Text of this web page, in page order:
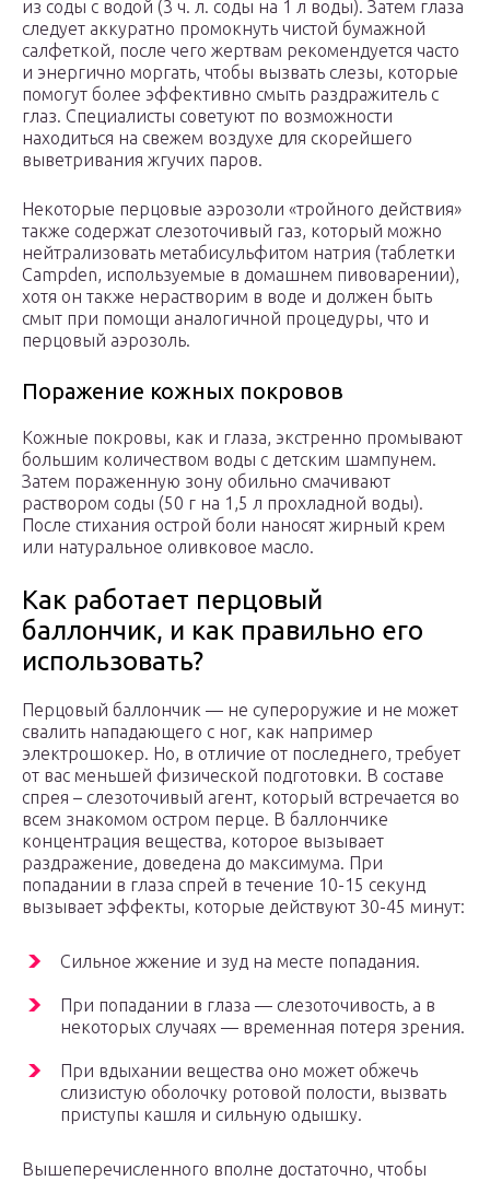
из соды с водой (3 ч. л. соды на 1 л воды). Затем глаза
следует аккуратно промокнуть чистой бумажной
салфеткой, после чего жертвам рекомендуется часто
и энергично моргать, чтобы вызвать слезы, которые
помогут более эффективно смыть раздражитель с
глаз. Специалисты советуют по возможности
находиться на свежем воздухе для скорейшего
выветривания жгучих паров.
Некоторые перцовые аэрозоли «тройного действия»
также содержат слезоточивый газ, который можно
нейтрализовать метабисульфитом натрия (таблетки
Campden, используемые в домашнем пивоварении),
хотя он также нерастворим в воде и должен быть
смыт при помощи аналогичной процедуры, что и
перцовый аэрозоль.
Поражение кожных покровов
Кожные покровы, как и глаза, экстренно промывают
большим количеством воды с детским шампунем.
Затем пораженную зону обильно смачивают
раствором соды (50 г на 1,5 л прохладной воды).
После стихания острой боли наносят жирный крем
или натуральное оливковое масло.
Как работает перцовый
баллончик, и как правильно его
использовать?
Перцовый баллончик — не супероружие и не может
свалить нападающего с ног, как например
электрошокер. Но, в отличие от последнего, требует
от вас меньшей физической подготовки. В составе
спрея – слезоточивый агент, который встречается во
всем знакомом остром перце. В баллончике
концентрация вещества, которое вызывает
раздражение, доведена до максимума. При
попадании в глаза спрей в течение 10-15 секунд
вызывает эффекты, которые действуют 30-45 минут:
Сильное жжение и зуд на месте попадания.
При попадании в глаза — слезоточивость, а в
некоторых случаях — временная потеря зрения.
При вдыхании вещества оно может обжечь
слизистую оболочку ротовой полости, вызвать
приступы кашля и сильную одышку.
Вышеперечисленного вполне достаточно, чтобы